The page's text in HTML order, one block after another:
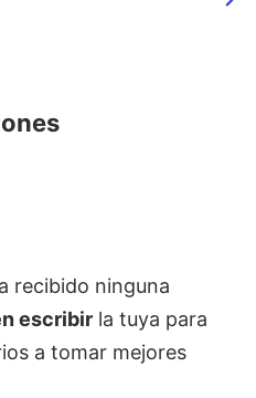
recibido ninguna
escribir la tuya para
a tomar mejores